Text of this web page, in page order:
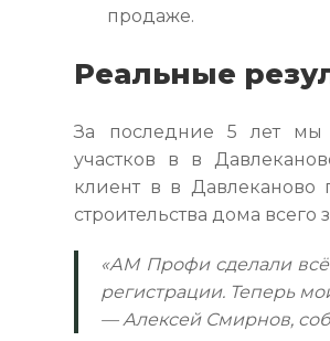
продаже.
Реальные
За последние 5 лет мы
участков в в
клиент в в Давлеканово
строительства дома всего
«АМ Профи сделали
регистрации. Теперь
— Алексей Смирнов,